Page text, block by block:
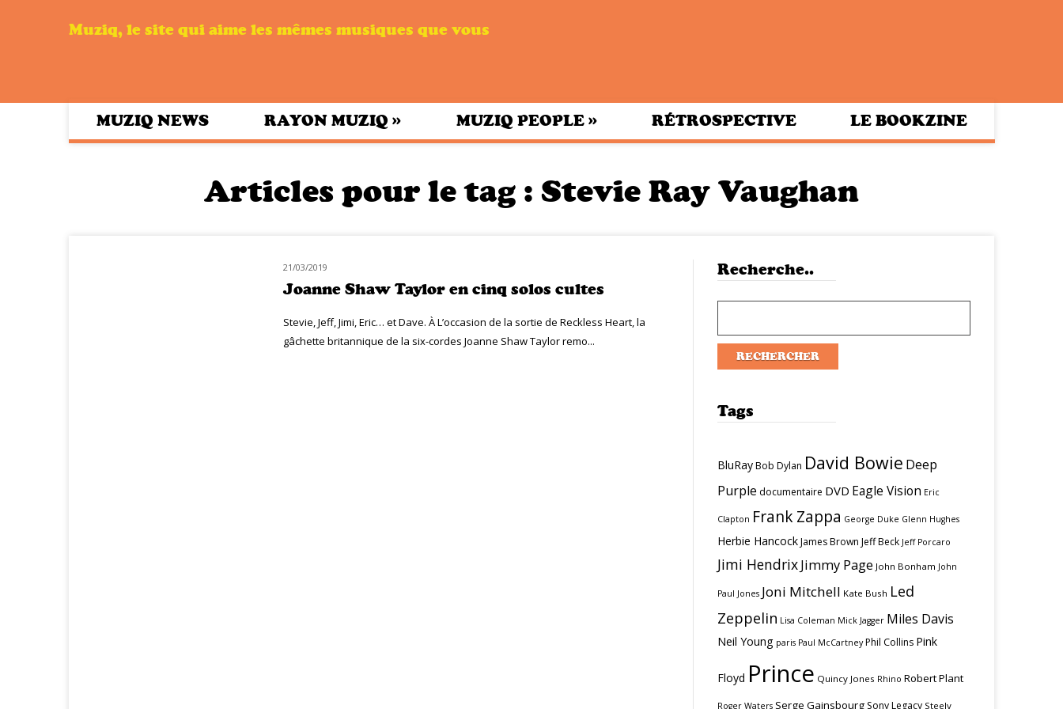
Muziq, le site qui aime les mêmes musiques que vous
MUZIQ NEWS RAYON MUZIQ » MUZIQ PEOPLE » RÉTROSPECTIVE LE BOOKZINE
Articles pour le tag : Stevie Ray Vaughan
21/03/2019
Joanne Shaw Taylor en cinq solos cultes
Stevie, Jeff, Jimi, Eric… et Dave. À L’occasion de la sortie de Reckless Heart, la
gâchette britannique de la six-cordes Joanne Shaw Taylor remo...
Recherche..
Tags
BluRay Bob Dylan David Bowie Deep
Purple documentaire DVD Eagle Vision Eric
Clapton Frank Zappa George Duke Glenn Hughes
Herbie Hancock James Brown Jeff Beck Jeff Porcaro
Jimi HendrixJimmy Page John Bonham John
Paul Jones Joni Mitchell Kate Bush Led
Zeppelin Lisa Coleman Mick Jagger Miles Davis
Neil Young paris Paul McCartney Phil Collins Pink
Floyd Prince Quincy Jones Rhino Robert Plant
Roger Waters Serge Gainsbourg Sony Legacy Steely